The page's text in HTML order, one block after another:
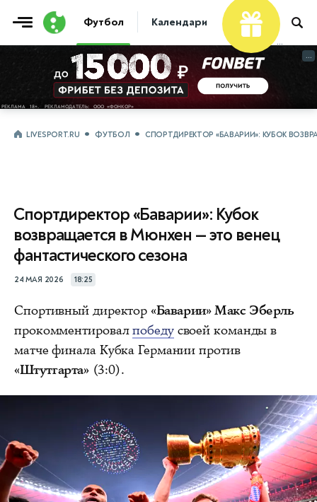
Футбол Календари Таблицы Матчи
...
...
LIVESPORT.RU ФУТБОЛ СПОРТДИРЕКТОР «БАВАРИИ»: КУБОК
Спортдиректор «Баварии»: Кубок
возвращается в Мюнхен — это венец
фантастического сезона
24 МАЯ 2026 18:25
Спортивный директор «Баварии» Макс Эберль
прокомментировалпобедусвоей команды в
матче финала Кубка Германии против
«Штутгарта»(3:0).